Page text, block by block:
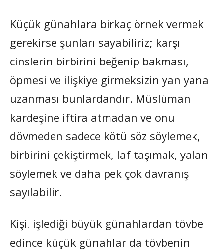
Küçük günahlara birkaç örnek vermek
gerekirse şunları sayabiliriz; karşı
cinslerin birbirini beğenip bakması,
öpmesi ve ilişkiye girmeksizin yan yana
uzanması bunlardandır. Müslüman
kardeşine iftira atmadan ve onu
dövmeden sadece kötü söz söylemek,
birbirini çekiştirmek, laf taşımak, yalan
söylemek ve daha pek çok davranış
sayılabilir.
Kişi, işlediği büyük günahlardan tövbe
edince küçük günahlar da tövbenin